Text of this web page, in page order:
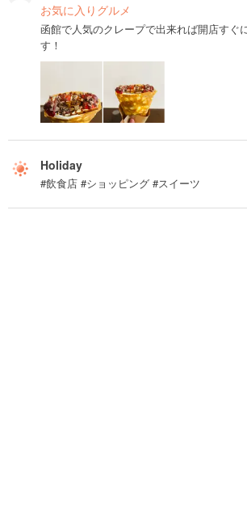
お気に入りグルメ
函館で人気のクレープで出来れば開店すぐ
す！
Holiday
#飲食店 #ショッピング #スイーツ